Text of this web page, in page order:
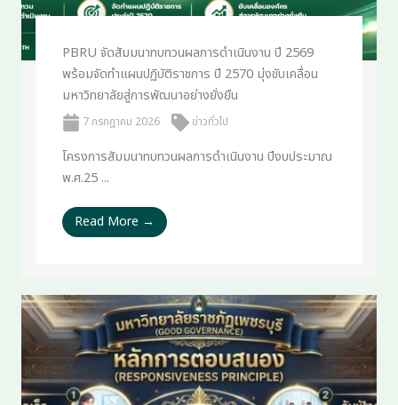
PBRU จัดสัมมนาทบทวนผลการดำเนินงาน ปี 2569
พร้อมจัดทำแผนปฏิบัติราชการ ปี 2570 มุ่งขับเคลื่อน
มหาวิทยาลัยสู่การพัฒนาอย่างยั่งยืน
7 กรกฎาคม 2026 ข่าวทั่วไป
โครงการสัมมนาทบทวนผลการดำเนินงาน ปีงบประมาณ
พ.ศ.25 ...
Read More →